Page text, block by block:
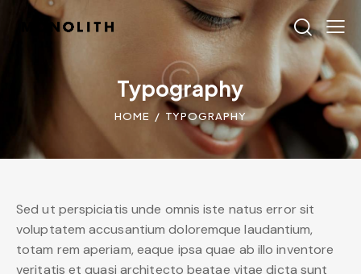
Typography
HOME TYPOGRAPHY
Sed ut perspiciatis unde omnis iste natus error sit
voluptatem accusantium doloremque laudantium,
totam rem aperiam, eaque ipsa quae ab illo inventore
veritatis et quasi architecto beatae vitae dicta sunt